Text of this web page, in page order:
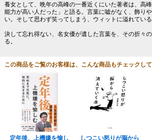
養女として、晩年の高峰の一番近くにいた著者は、高
能力が高い人だった」と語る。言葉に嘘がなく、飾り
い。そして思わず笑ってしまう、ウィットに溢れている
決して忘れ得ない、名女優が遺した言葉を、その折々
る。
この商品をご覧のお客様は、こんな商品もチェックして
定年後、上機嫌を愉し
しつこい怒りが脳から